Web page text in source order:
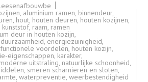
leesenafbouwbe
, aluminium ramen, binnendeur,
, hout, houten deuren, houten kozijnen,
kunststof, raam, ramen
deur in houten kozijn,
duurzaamheid, energiezuinigheid,
functionele voordelen, houten kozijn,
eigenschappen, karakter,
moderne uitstraling, natuurlijke schoonheid,
, smeren scharnieren en sloten,
, waterpreventie, weerbestendigheid